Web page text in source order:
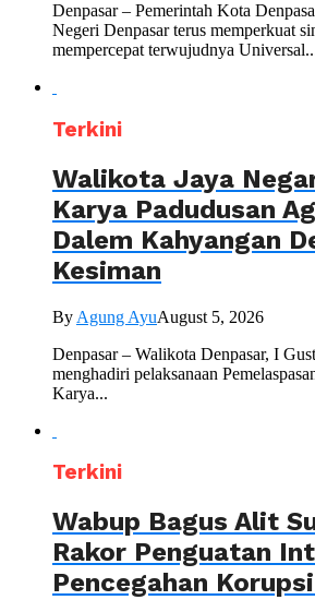
Denpasar – Pemerintah Kota
Negeri Denpasar terus memperkuat
mempercepat terwujudnya
Terkini
Walikota Jaya
Karya Padudusan
Dalem Kahyangan
Kesiman
By Agung AyuAugust 5, 2026
Denpasar – Walikota Denpasar, I
menghadiri pelaksanaan
Karya...
Terkini
Wabup Bagus Alit
Rakor Penguatan
Pencegahan